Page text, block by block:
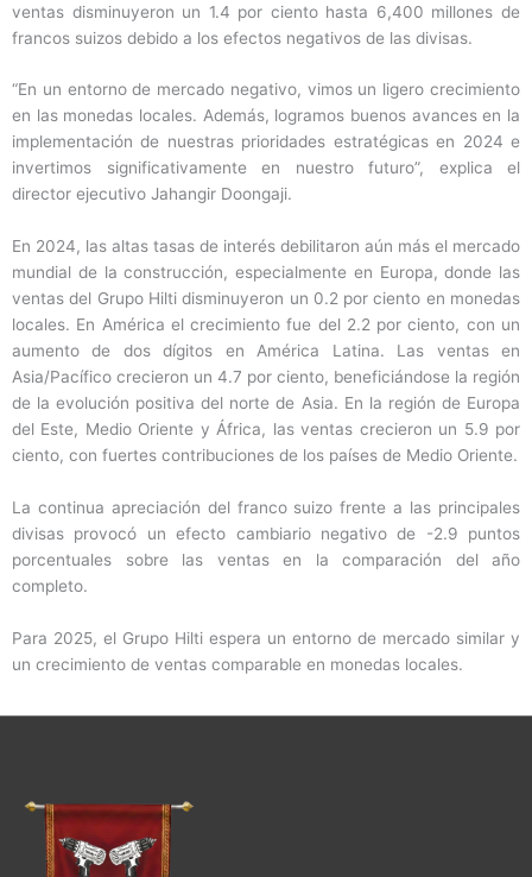
ventas disminuyeron un 1.4 por ciento hasta 6,400 millones de
francos suizos debido a los efectos negativos de las divisas.
“En un entorno de mercado negativo, vimos un ligero crecimiento
en las monedas locales. Además, logramos buenos avances en la
implementación de nuestras prioridades estratégicas en 2024 e
invertimos significativamente en nuestro futuro”, explica el
director ejecutivo Jahangir Doongaji.
En 2024, las altas tasas de interés debilitaron aún más el mercado
mundial de la construcción, especialmente en Europa, donde las
ventas del Grupo Hilti disminuyeron un 0.2 por ciento en monedas
locales. En América el crecimiento fue del 2.2 por ciento, con un
aumento de dos dígitos en América Latina. Las ventas en
Asia/Pacífico crecieron un 4.7 por ciento, beneficiándose la región
de la evolución positiva del norte de Asia. En la región de Europa
del Este, Medio Oriente y África, las ventas crecieron un 5.9 por
ciento, con fuertes contribuciones de los países de Medio Oriente.
La continua apreciación del franco suizo frente a las principales
divisas provocó un efecto cambiario negativo de -2.9 puntos
porcentuales sobre las ventas en la comparación del año
completo.
Para 2025, el Grupo Hilti espera un entorno de mercado similar y
un crecimiento de ventas comparable en monedas locales.